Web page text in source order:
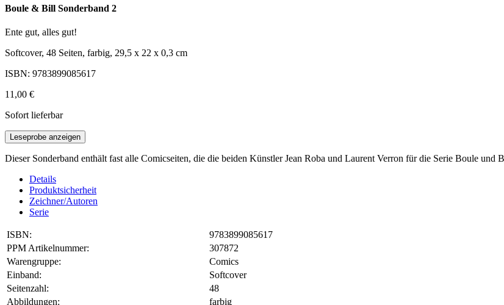
Boule & Bill Sonderband 2
Ente gut, alles gut!
Softcover, 48 Seiten, farbig, 29,5 x 22 x 0,3 cm
ISBN: 9783899085617
11,00 €
Sofort lieferbar
Leseprobe anzeigen
Dieser Sonderband enthält fast alle Comicseiten, die die beiden Künstler Jean Roba und Laurent Verron für die Serie Boule und
Details
Produktsicherheit
Zeichner/Autoren
Serie
ISBN:
9783899085617
PPM Artikelnummer:
307872
Warengruppe:
Comics
Einband:
Softcover
Seitenzahl:
48
Abbildungen:
farbig